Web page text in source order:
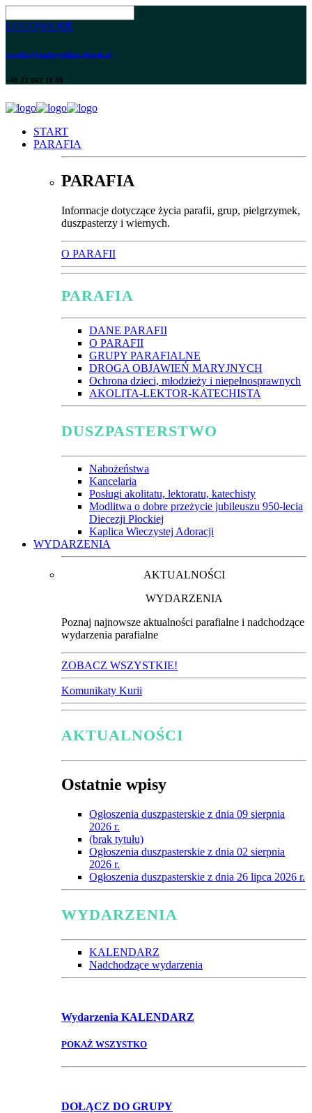
LOGOWANIE
parafia@maksymilian.plonsk.pl
+48 23 662 11 80
START
PARAFIA
PARAFIA
Informacje dotyczące życia parafii, grup, pielgrzymek,
duszpasterzy i wiernych.
O PARAFII
PARAFIA
DANE PARAFII
O PARAFII
GRUPY PARAFIALNE
DROGA OBJAWIEŃ MARYJNYCH
Ochrona dzieci, młodzieży i niepełnosprawnych
AKOLITA-LEKTOR-KATECHISTA
DUSZPASTERSTWO
Nabożeństwa
Kancelaria
Posługi akolitatu, lektoratu, katechisty
Modlitwa o dobre przeżycie jubileuszu 950-lecia
Diecezji Płockiej
Kaplica Wieczystej Adoracji
WYDARZENIA
AKTUALNOŚCI
WYDARZENIA
Poznaj najnowsze aktualności parafialne i nadchodzące
wydarzenia parafialne
ZOBACZ WSZYSTKIE!
Komunikaty Kurii
AKTUALNOŚCI
Ostatnie wpisy
Ogłoszenia duszpasterskie z dnia 09 sierpnia
2026 r.
(brak tytułu)
Ogłoszenia duszpasterskie z dnia 02 sierpnia
2026 r.
Ogłoszenia duszpasterskie z dnia 26 lipca 2026 r.
WYDARZENIA
KALENDARZ
Nadchodzące wydarzenia
Wydarzenia KALENDARZ
POKAŻ WSZYSTKO
DOŁĄCZ DO GRUPY